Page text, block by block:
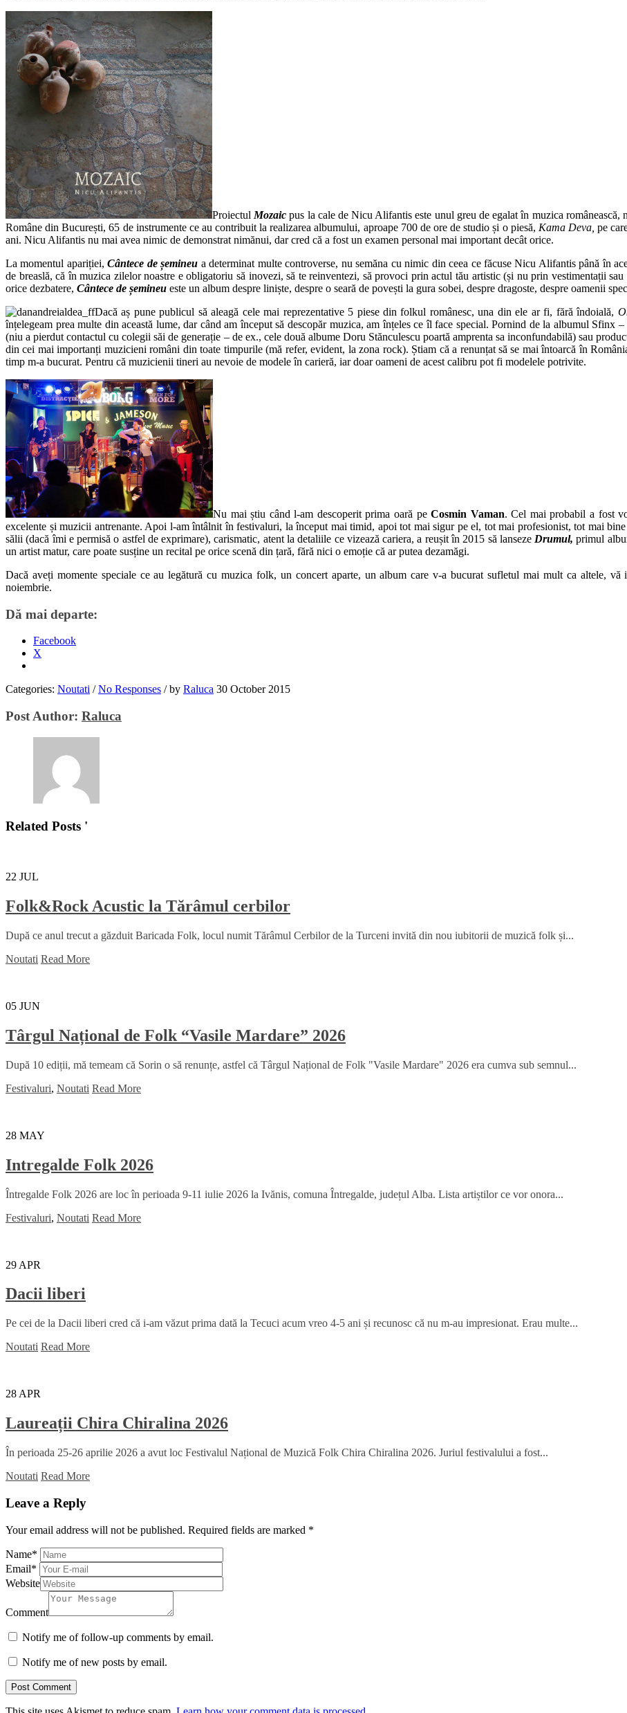
Proiectul Mozaicpus la cale de Nicu Alifantis este unul greu de egalat în muzica
Române din București, 65 de instrumente ce au contribuit la realizarea albumului, aproape 700 de ore de studio și o piesă, Kama Deva,pe
ani. Nicu Alifantis nu mai avea nimic de demonstrat nimănui, dar cred că a fost un examen personal mai important decât orice.
La momentul apariției,Cântece de șemineu a determinat multe controverse, nu semăna cu nimic din ceea ce făcuse Nicu Alifantis până în
de breaslă, că în muzica zilelor noastre e obligatoriu să inovezi, să te reinventezi, să provoci prin actul tău artistic (și nu prin vestimentații
orice dezbatere, Cântece de șemineu este un album despre liniște, despre o seară de povești la gura sobei, despre dragoste, despre oamenii
Dacă aș pune publicul să aleagă cele mai reprezentative 5 piese din folkul românesc, una din ele ar fi, fără îndoială,
înțelegeam prea multe din această lume, dar când am început să descopăr muzica, am înțeles ce îl face special. Pornind de la albumul Sfinx
(niu a pierdut contactul cu colegii săi de generație – de ex., cele două albume Doru Stănculescu poartă amprenta sa inconfundabilă) sau
din cei mai importanți muzicieni români din toate timpurile (mă refer, evident, la zona rock). Știam că a renunțat să se mai întoarcă în
timp m-a bucurat. Pentru că muzicienii tineri au nevoie de modele în carieră, iar doar oameni de acest calibru pot fi modelele potrivite.
Nu mai știu când l-am descoperit prima oară peCosmin Vaman. Cel mai probabil a fost
excelente și muzicii antrenante. Apoi l-am întâlnit în festivaluri, la început mai timid, apoi tot mai sigur pe el, tot mai profesionist, tot mai
sălii (dacă îmi e permisă o astfel de exprimare), carismatic, atent la detaliile ce vizează cariera, a reușit în 2015 să lanseze Drumul,primul
un artist matur, care poate susține un recital pe orice scenă din țară, fără nici o emoție că ar putea dezamăgi.
Dacă aveți momente speciale ce au legătură cu muzica folk, un concert aparte, un album care v-a bucurat sufletul mai mult ca altele,
noiembrie.
Dă mai departe:
Facebook
X
Categories: Noutati / No Responses /by Raluca 30 October 2015
Post Author: Raluca
Related Posts '
22 JUL
Folk&Rock Acustic la Tărâmul cerbilor
După ce anul trecut a găzduit Baricada Folk, locul numit Tărâmul Cerbilor de la Turceni invită din nou iubitorii de muzică folk și...
Noutati Read More
05 JUN
Târgul Național de Folk “Vasile Mardare” 2026
După 10 ediții, mă temeam că Sorin o să renunțe, astfel că Târgul Național de Folk "Vasile Mardare" 2026 era cumva sub semnul...
Festivaluri, Noutati Read More
28 MAY
Intregalde Folk 2026
Întregalde Folk 2026 are loc în perioada 9-11 iulie 2026 la Ivănis, comuna Întregalde, județul Alba. Lista artiștilor ce vor onora...
Festivaluri, Noutati Read More
29 APR
Dacii liberi
Pe cei de la Dacii liberi cred că i-am văzut prima dată la Tecuci acum vreo 4-5 ani și recunosc că nu m-au impresionat. Erau multe...
Noutati Read More
28 APR
Laureații Chira Chiralina 2026
În perioada 25-26 aprilie 2026 a avut loc Festivalul Național de Muzică Folk Chira Chiralina 2026. Juriul festivalului a fost...
Noutati Read More
Leave a Reply
Your email address will not be published. Required fields are marked *
Name*
Email*
Website
Comment
Notify me of follow-up comments by email.
Notify me of new posts by email.